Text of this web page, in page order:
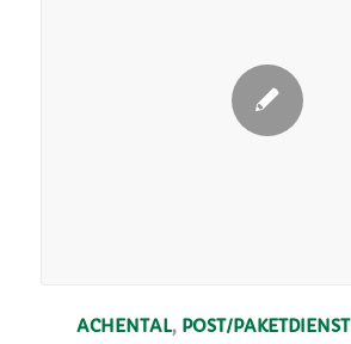
ACHENTAL, POST/PAKETDIENST